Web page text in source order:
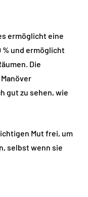
ermöglicht eine
% und ermöglicht
Die
gut zu sehen, wie
Mut frei, um
selbst wenn sie